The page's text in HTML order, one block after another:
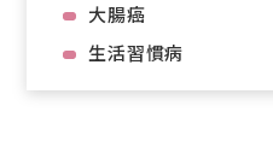
大腸癌
生活習慣病